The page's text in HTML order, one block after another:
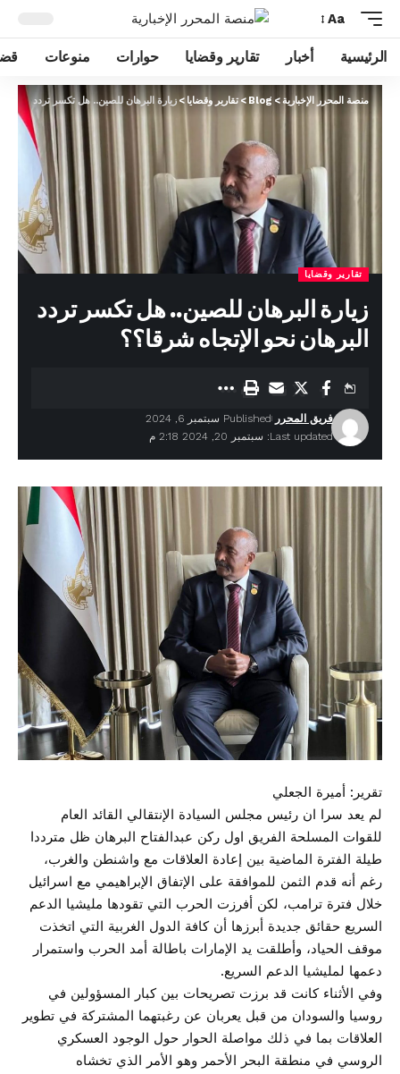
Aa
الرئيسية أخبار تقارير وقضايا حوارات منوعات
منصة المحرر الإخبارية>
Blog
>تقارير وقضايا> زيارة البرهان للصين.. هل تكسر تردد
تقارير وقضايا
زيارة البرهان للصين.. هل تكسر تردد
البرهان نحو الإتجاه شرقا؟؟
Last updated: سبتمبر 20, 2024 2:18 م
فريق المحرر Published سبتمبر 6, 2024
تقرير: أميرة الجعلي
لم يعد سرا ان رئيس مجلس السيادة الإنتقالي القائد العام
للقوات المسلحة الفريق اول ركن عبدالفتاح البرهان ظل مترددا
طيلة الفترة الماضية بين إعادة العلاقات مع واشنطن والغرب،
رغم أنه قدم الثمن للموافقة على الإتفاق الإبراهيمي مع اسرائيل
خلال فترة ترامب، لكن أفرزت الحرب التي تقودها مليشيا الدعم
السريع حقائق جديدة أبرزها أن كافة الدول الغربية التي اتخذت
موقف الحياد، وأطلقت يد الإمارات باطالة أمد الحرب واستمرار
دعمها لمليشيا الدعم السريع.
وفي الأثناء كانت قد برزت تصريحات بين كبار المسؤولين في
روسيا والسودان من قبل يعربان عن رغبتهما المشتركة في تطوير
العلاقات بما في ذلك مواصلة الحوار حول الوجود العسكري
الروسي في منطقة البحر الأحمر وهو الأمر الذي تخشاه